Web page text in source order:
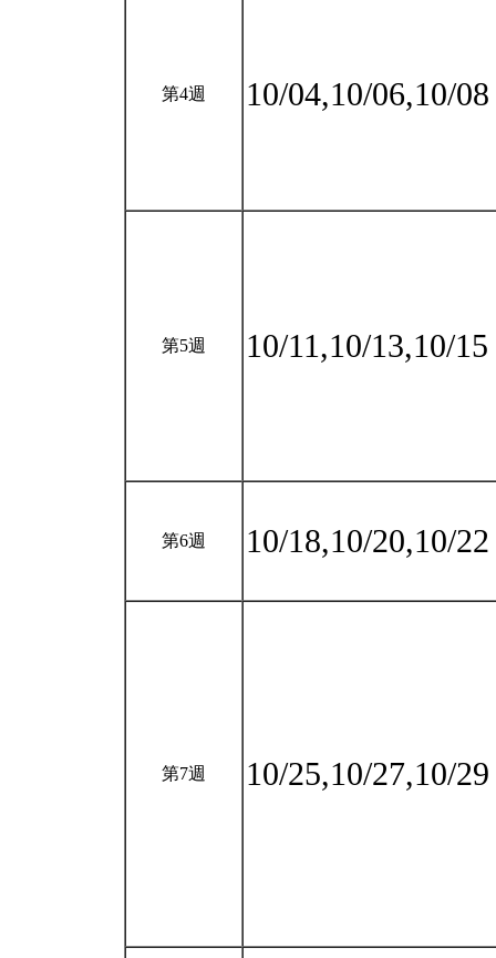
第4週 10/04,10/06,10/
第5週 10/11,10/13,10/15
第6週 10/18,10/20,10/
第7週 10/25,10/27,10/